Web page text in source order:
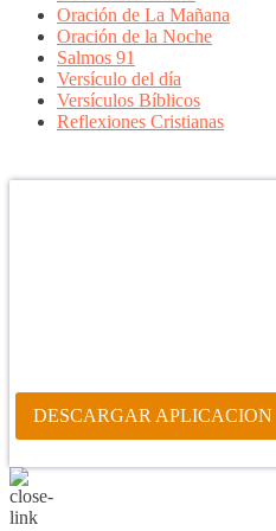
Oración de La Mañana
Oración de la Noche
Salmos 91
Versículo del día
Versículos Bíblicos
Reflexiones Cristianas
DESCARGAR APLICACION